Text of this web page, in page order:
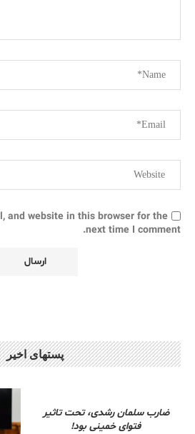
and website in this browser for the
next time I comment.
پستهای اخیر
ضارب سلمان رشدی، تحت تاثیر
فتوای خمینی بود!